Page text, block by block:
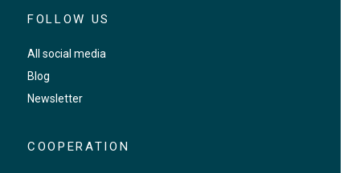
FOLLOW US
All social media
Blog
Newsletter
COOPERATION